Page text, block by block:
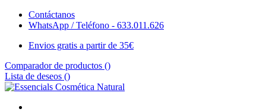
Contáctanos
WhatsApp / Teléfono - 633.011.626
Envios gratis a partir de 35€
Comparador de productos ()
Lista de deseos ()